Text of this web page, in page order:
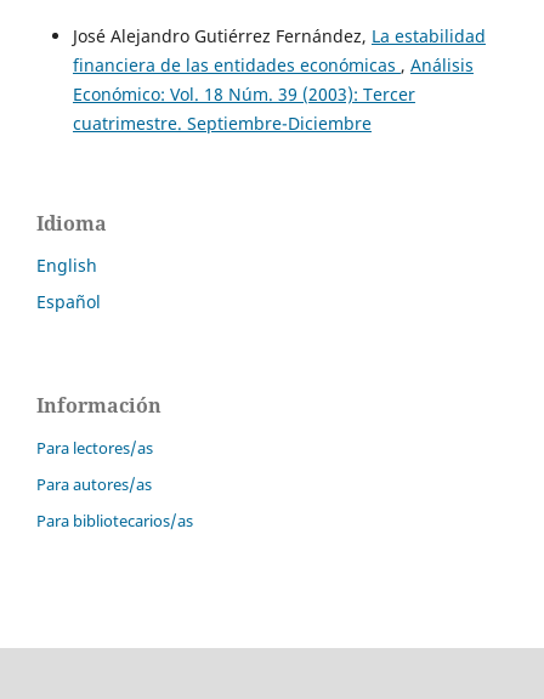
José Alejandro Gutiérrez Fernández, La estabilidad
financiera de las entidades económicas , Análisis
Económico: Vol. 18 Núm. 39 (2003): Tercer
cuatrimestre. Septiembre-Diciembre
Idioma
English
Español
Información
Para lectores/as
Para autores/as
Para bibliotecarios/as